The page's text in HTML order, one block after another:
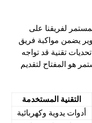
لفريقنا على
يضمن مواكبة فريق
تقنية قد تواجه
هو المفتاح لتقديم
التقنية المستخدمة
أدوات يدوية وكهربائية